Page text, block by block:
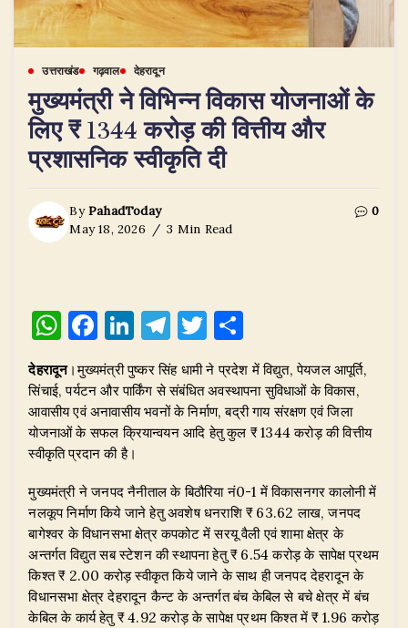
उत्तराखंड गढ़वाल देहरादून
मुख्यमंत्री ने विभिन्न विकास योजनाओं के
लिए ₹ 1344 करोड़ की वित्तीय और
प्रशासनिक स्वीकृति दी
ByPahadToday
May 18, 2026
3 Min Read
0
W
at
s
A
p
p
F
a
c
e
b
o
o
k
Li
k
e
dI
T
el
e
g
ra
T
w
it
te
r
h
ar
e
देहरादून।मुख्यमंत्री पुष्कर सिंह धामी ने प्रदेश में विद्युत, पेयजल आपूर्ति,
सिंचाई, पर्यटन और पार्किंग से संबंधित अवस्थापना सुविधाओं के विकास,
आवासीय एवं अनावासीय भवनों के निर्माण, बद्री गाय संरक्षण एवं जिला
योजनाओं के सफल क्रियान्वयन आदि हेतु कुल ₹ 1344 करोड़ की वित्तीय
स्वीकृति प्रदान की है।
​मुख्यमंत्री ने जनपद नैनीताल के बिठौरिया नं0-1 में विकासनगर कालोनी में
नलकूप निर्माण किये जाने हेतु अवशेष धनराशि ₹ 63.62 लाख, जनपद
बागेश्वर के विधानसभा क्षेत्र कपकोट में सरयू वैली एवं शामा क्षेत्र के
अन्तर्गत विद्युत सब स्टेशन की स्थापना हेतु ₹ 6.54 करोड़ के सापेक्ष प्रथम
किश्त ₹ 2.00 करोड़ स्वीकृत किये जाने के साथ ही जनपद देहरादून के
विधानसभा क्षेत्र देहरादून कैन्ट के अन्तर्गत बंच केबिल से बचे क्षेत्र में बंच
केबिल के कार्य हेतु ₹ 4.92 करोड़ के सापेक्ष प्रथम किश्त में ₹ 1.96 करोड़